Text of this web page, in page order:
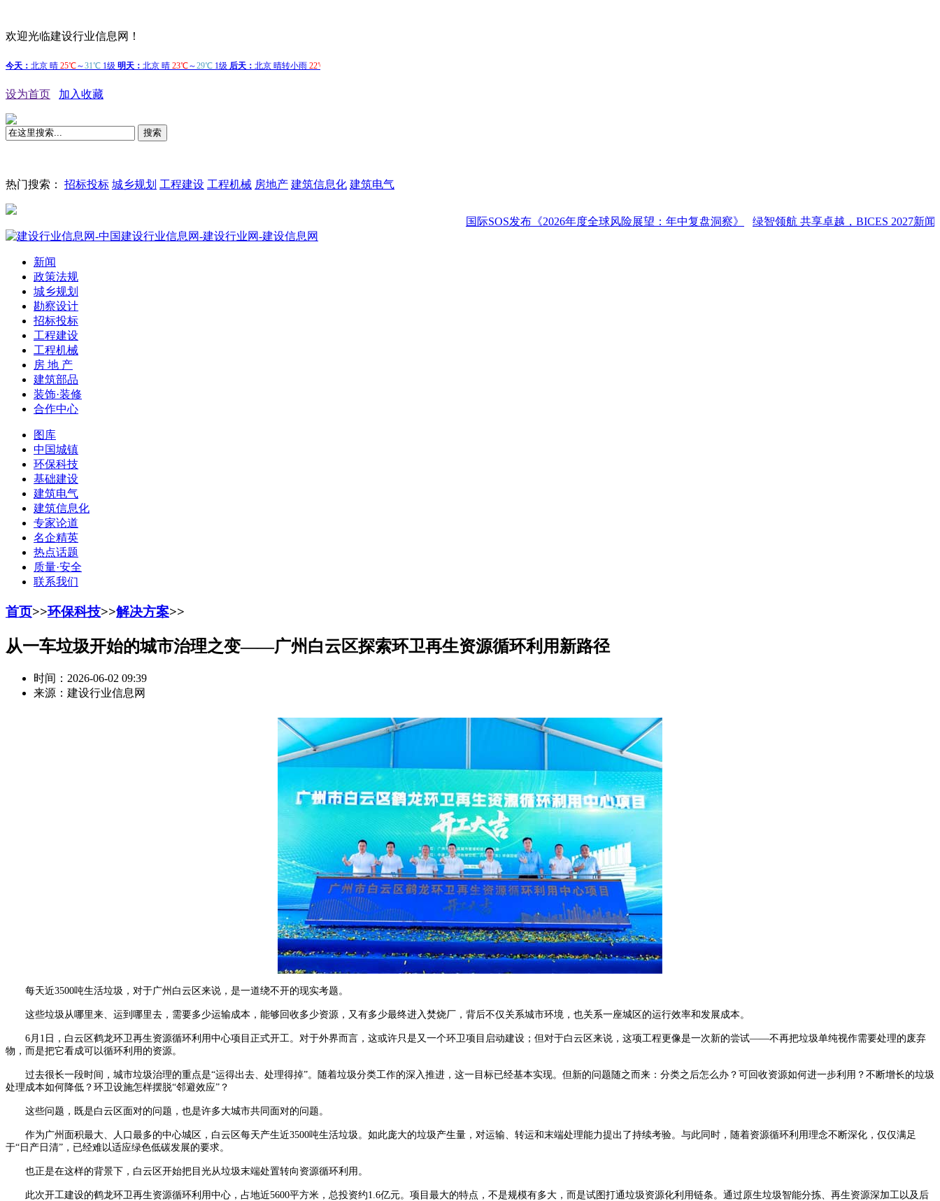
欢迎光临建设行业信息网！
设为首页 加入收藏
搜索
热门搜索： 招标投标 城乡规划 工程建设 工程机械 房地产 建筑信息化 建筑电气
国际SOS发布《2026年度全球风险展望：年中复盘洞察》 绿智领航 共享卓越，BICES 2027新闻发布会在
新闻
政策法规
城乡规划
勘察设计
招标投标
工程建设
工程机械
房 地 产
建筑部品
装饰·装修
合作中心
图库
中国城镇
环保科技
基础建设
建筑电气
建筑信息化
专家论道
名企精英
热点话题
质量·安全
联系我们
首页>>环保科技>>解决方案>>
从一车垃圾开始的城市治理之变——广州白云区探索环卫再生资源循环利用新路径
时间：2026-06-02 09:39
来源：建设行业信息网
每天近3500吨生活垃圾，对于广州白云区来说，是一道绕不开的现实考题。
这些垃圾从哪里来、运到哪里去，需要多少运输成本，能够回收多少资源，又有多少最终进入焚烧厂，背后不仅关系城市环境，也关系一座城区的运行效率和发展成本。
6月1日，白云区鹤龙环卫再生资源循环利用中心项目正式开工。对于外界而言，这或许只是又一个环卫项目启动建设；但对于白云区来说，这项工程更像是一次新的尝试——不再把垃圾单纯视作需要处理的废弃
物，而是把它看成可以循环利用的资源。
过去很长一段时间，城市垃圾治理的重点是“运得出去、处理得掉”。随着垃圾分类工作的深入推进，这一目标已经基本实现。但新的问题随之而来：分类之后怎么办？可回收资源如何进一步利用？不断增长的垃圾
处理成本如何降低？环卫设施怎样摆脱“邻避效应”？
这些问题，既是白云区面对的问题，也是许多大城市共同面对的问题。
作为广州面积最大、人口最多的中心城区，白云区每天产生近3500吨生活垃圾。如此庞大的垃圾产生量，对运输、转运和末端处理能力提出了持续考验。与此同时，随着资源循环利用理念不断深化，仅仅满足
于“日产日清”，已经难以适应绿色低碳发展的要求。
也正是在这样的背景下，白云区开始把目光从垃圾末端处置转向资源循环利用。
此次开工建设的鹤龙环卫再生资源循环利用中心，占地近5600平方米，总投资约1.6亿元。项目最大的特点，不是规模有多大，而是试图打通垃圾资源化利用链条。通过原生垃圾智能分拣、再生资源深加工以及后